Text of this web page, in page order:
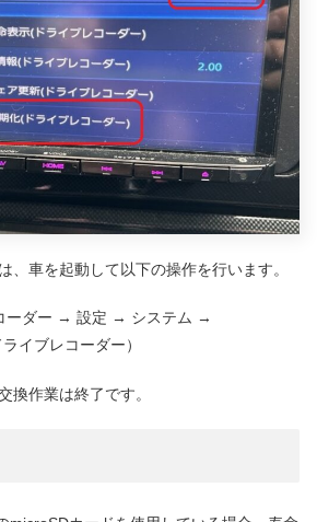
、車を起動して以下の操作を行います。
ーダー → 設定 → システム →
イブレコーダー）
換作業は終了です。